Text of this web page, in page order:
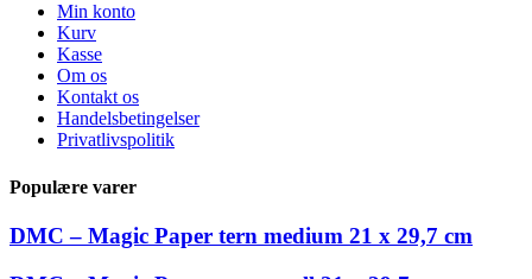
Min konto
Kurv
Kasse
Om os
Kontakt os
Handelsbetingelser
Privatlivspolitik
Populære varer
DMC – Magic Paper tern medium 21 x 29,7 cm